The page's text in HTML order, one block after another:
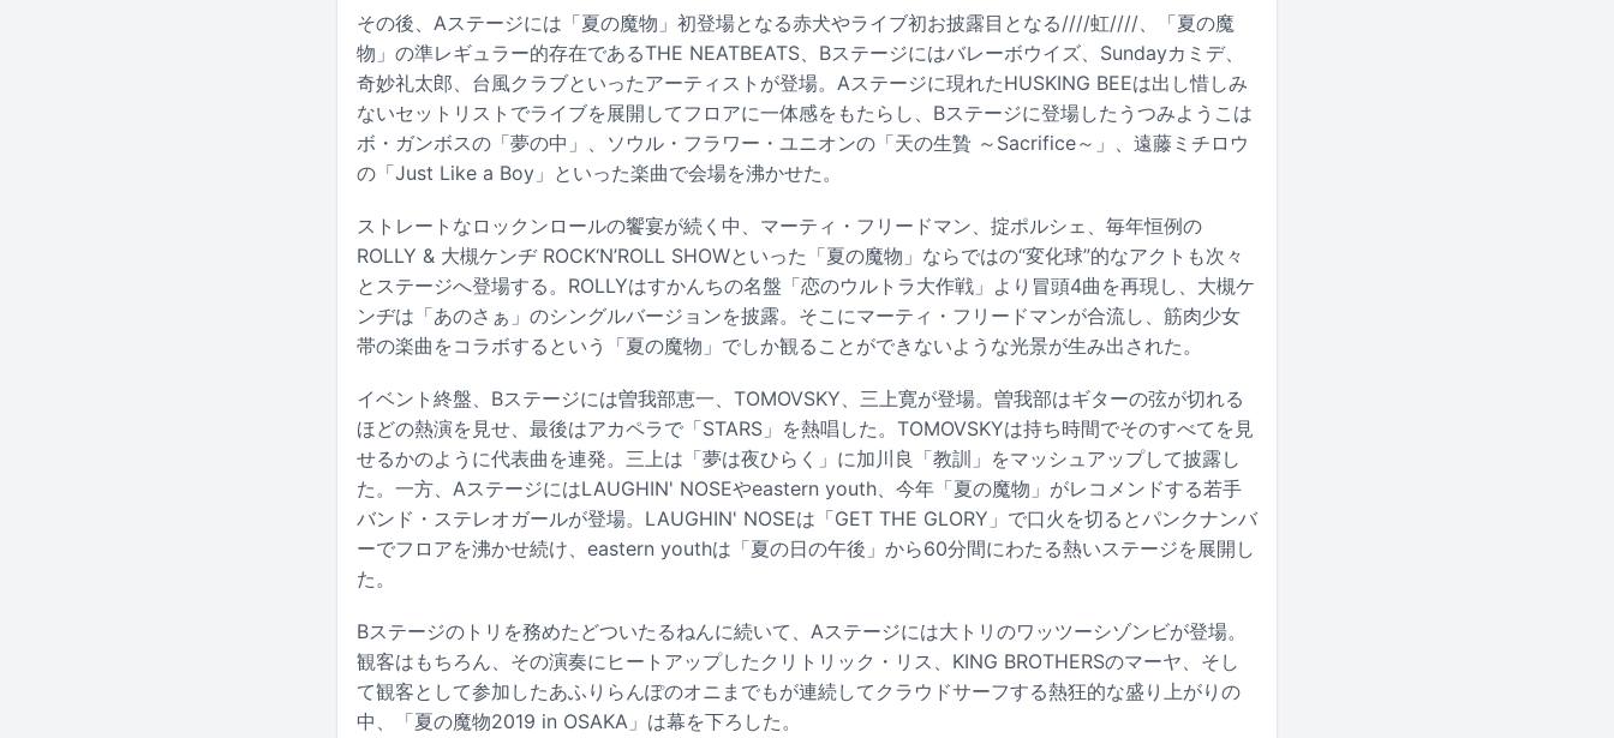
その後、Aステージには「夏の魔物」初登場となる赤犬やライブ初お披露目となる////虹////、「夏の魔
物」の準レギュラー的存在であるTHE NEATBEATS、Bステージにはバレーボウイズ、Sundayカミデ、
奇妙礼太郎、台風クラブといったアーティストが登場。Aステージに現れたHUSKING BEEは出し惜しみ
ないセットリストでライブを展開してフロアに一体感をもたらし、Bステージに登場したうつみようこは
ボ・ガンボスの「夢の中」、ソウル・フラワー・ユニオンの「天の生贄 ～Sacrifice～」、遠藤ミチロウ
の「Just Like a Boy」といった楽曲で会場を沸かせた。
ストレートなロックンロールの饗宴が続く中、マーティ・フリードマン、掟ポルシェ、毎年恒例の
ROLLY & 大槻ケンヂ ROCK‘N’ROLL SHOWといった「夏の魔物」ならではの“変化球”的なアクトも次々
とステージへ登場する。ROLLYはすかんちの名盤「恋のウルトラ大作戦」より冒頭4曲を再現し、大槻ケ
ンヂは「あのさぁ」のシングルバージョンを披露。そこにマーティ・フリードマンが合流し、筋肉少女
帯の楽曲をコラボするという「夏の魔物」でしか観ることができないような光景が生み出された。
イベント終盤、Bステージには曽我部恵一、TOMOVSKY、三上寛が登場。曽我部はギターの弦が切れる
ほどの熱演を見せ、最後はアカペラで「STARS」を熱唱した。TOMOVSKYは持ち時間でそのすべてを見
せるかのように代表曲を連発。三上は「夢は夜ひらく」に加川良「教訓」をマッシュアップして披露し
た。一方、AステージにはLAUGHIN' NOSEやeastern youth、今年「夏の魔物」がレコメンドする若手
バンド・ステレオガールが登場。LAUGHIN' NOSEは「GET THE GLORY」で口火を切るとパンクナンバ
ーでフロアを沸かせ続け、eastern youthは「夏の日の午後」から60分間にわたる熱いステージを展開し
た。
Bステージのトリを務めたどついたるねんに続いて、Aステージには大トリのワッツーシゾンビが登場。
観客はもちろん、その演奏にヒートアップしたクリトリック・リス、KING BROTHERSのマーヤ、そし
て観客として参加したあふりらんぽのオニまでもが連続してクラウドサーフする熱狂的な盛り上がりの
中、「夏の魔物2019 in OSAKA」は幕を下ろした。